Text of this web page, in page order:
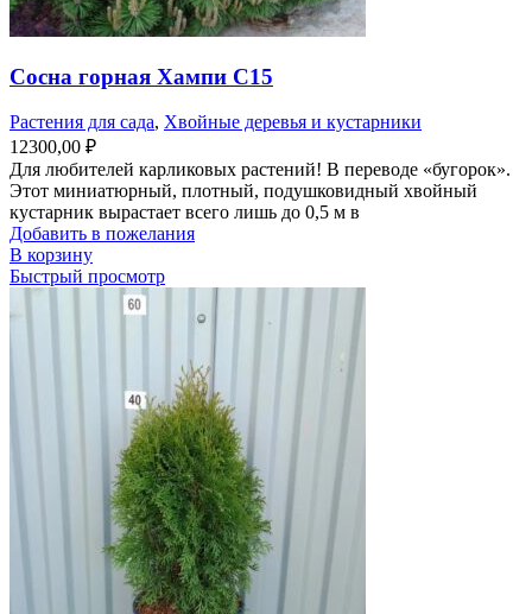
Сосна горная Хампи С15
Растения для сада, Хвойные деревья и кустарники
12300,00 ₽
Для любителей карликовых растений! В переводе «бугорок».
Этот миниатюрный, плотный, подушковидный хвойный
кустарник вырастает всего лишь до 0,5 м в
Добавить в пожелания
В корзину
Быстрый просмотр